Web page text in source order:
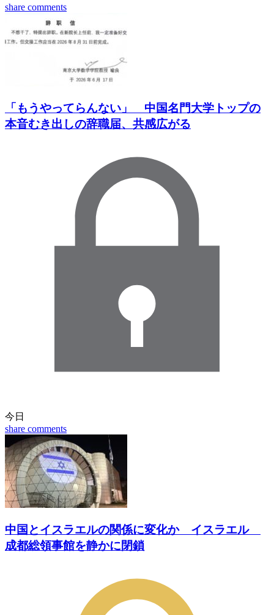
share comments
「もうやってらんない」 中国名門大学トップの
本音むき出しの辞職届、共感広がる
今日
share comments
中国とイスラエルの関係に変化か イスラエル
成都総領事館を静かに閉鎖